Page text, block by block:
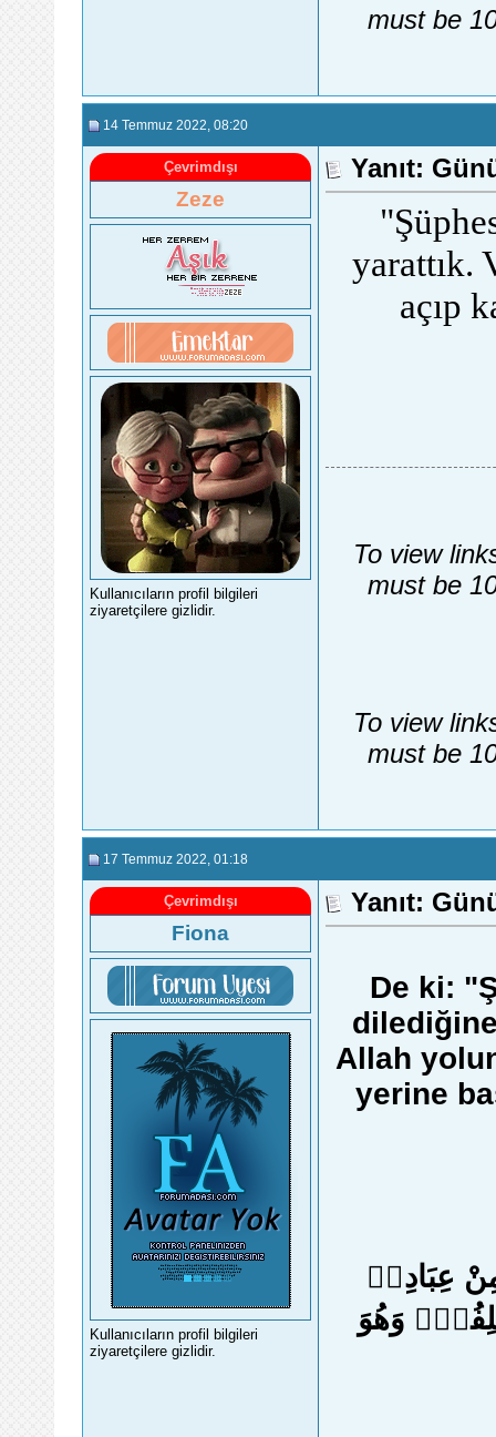
must be
14 Temmuz 2022 , 08:20
Çevrimdışı
Zeze
Kullanıcıların profil bilgileri
ziyaretçilere gizlidir.
Yanıt:
yarattık.
açıp
To view
must be
To view
must be
17 Temmuz 2022 , 01:18
Çevrimdışı
Fiona
Kullanıcıların profil bilgileri
ziyaretçilere gizlidir.
Yanıt:
De ki:
Allah
yerine
عِبَادِه۪
وَهُوَ